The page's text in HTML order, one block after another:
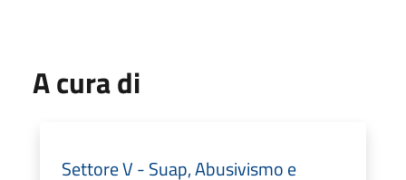
A cura di
Settore V - Suap, Abusivismo e